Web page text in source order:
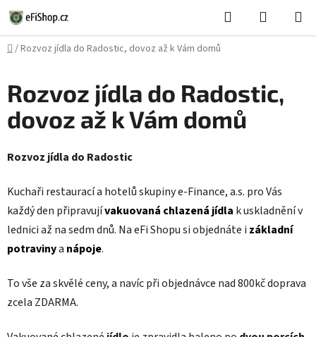
Přejít
na
obsah
Hledat
KOŠÍK
Domů
/Rozvoz jídla do Radostic, dovoz až k Vám domů
Rozvoz jídla do Radostic,
dovoz až k Vám domů
Rozvoz jídla do Radostic
Kuchaři restaurací a hotelů skupiny e-Finance, a.s. pro Vás
každý den připravujívakuovaná chlazená jídla k uskladnění v
lednici až na sedm dnů. Na eFi Shopu si objednáte i základní
potravinya nápoje.
To vše za skvělé ceny, a navíc při objednávce nad 800kč doprava
zcela ZDARMA.